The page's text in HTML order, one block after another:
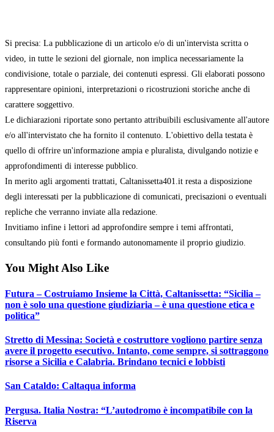
Si precisa: La pubblicazione di un articolo e/o di un'intervista scritta o
video, in tutte le sezioni del giornale, non implica necessariamente la
condivisione, totale o parziale, dei contenuti espressi. Gli elaborati possono
rappresentare opinioni, interpretazioni o ricostruzioni storiche anche di
carattere soggettivo.
Le dichiarazioni riportate sono pertanto attribuibili esclusivamente all'autore
e/o all'intervistato che ha fornito il contenuto. L'obiettivo della testata è
quello di offrire un'informazione ampia e pluralista, divulgando notizie e
approfondimenti di interesse pubblico.
In merito agli argomenti trattati, Caltanissetta401.it resta a disposizione
degli interessati per la pubblicazione di comunicati, precisazioni o eventuali
repliche che verranno inviate alla redazione.
Invitiamo infine i lettori ad approfondire sempre i temi affrontati,
consultando più fonti e formando autonomamente il proprio giudizio.
You Might Also Like
Futura – Costruiamo Insieme la Città, Caltanissetta: “Sicilia –
non è solo una questione giudiziaria – è una questione etica e
politica”
Stretto di Messina: Società e costruttore vogliono partire senza
avere il progetto esecutivo. Intanto, come sempre, si sottraggono
risorse a Sicilia e Calabria. Brindano tecnici e lobbisti
San Cataldo: Caltaqua informa
Pergusa. Italia Nostra: “L’autodromo è incompatibile con la
Riserva